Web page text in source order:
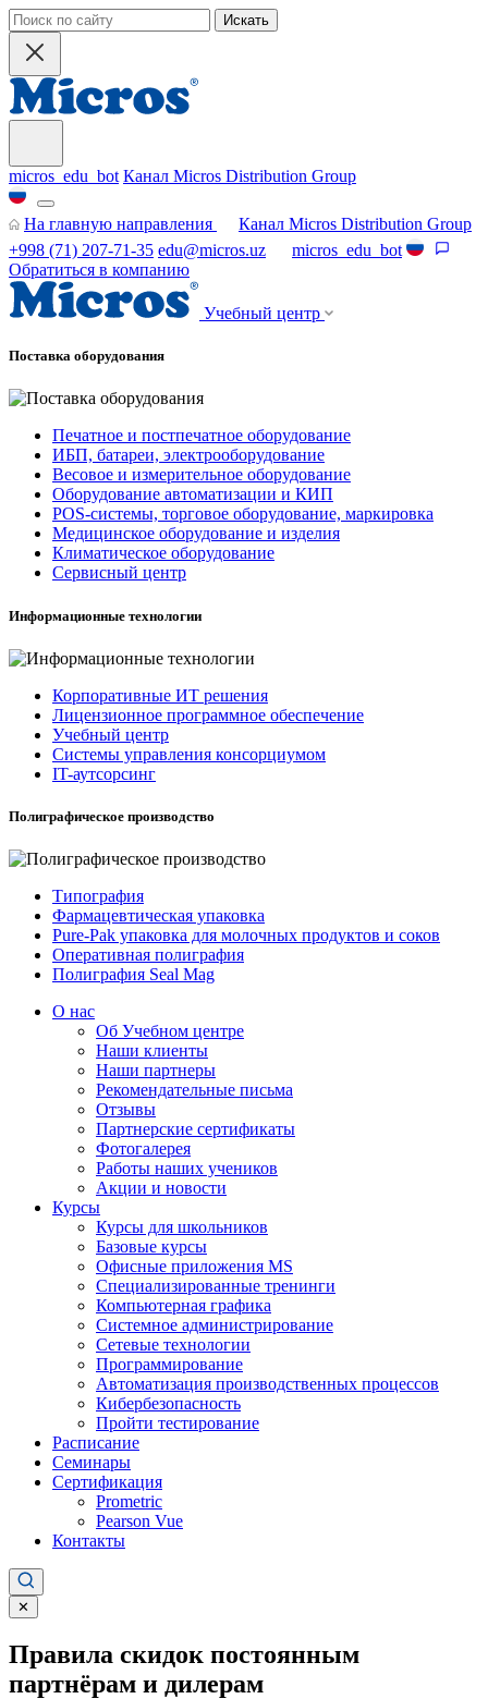
Искать
micros_edu_bot Канал Micros Distribution Group
На главную направления
Канал Micros Distribution Group
+998 (71) 207-71-35 edu@micros.uz
micros_edu_bot
Обратиться в компанию
Учебный центр
Поставка оборудования
Печатное и постпечатное оборудование
ИБП, батареи, электрооборудование
Весовое и измерительное оборудование
Оборудование автоматизации и КИП
POS-системы, торговое оборудование, маркировка
Медицинское оборудование и изделия
Климатическое оборудование
Сервисный центр
Информационные технологии
Корпоративные ИТ решения
Лицензионное программное обеспечение
Учебный центр
Системы управления консорциумом
IT-аутсорсинг
Полиграфическое производство
Типография
Фармацевтическая упаковка
Pure-Pak упаковка для молочных продуктов и соков
Оперативная полиграфия
Полиграфия Seal Mag
О нас
Об Учебном центре
Наши клиенты
Наши партнеры
Рекомендательные письма
Отзывы
Партнерские сертификаты
Фотогалерея
Работы наших учеников
Акции и новости
Курсы
Курсы для школьников
Базовые курсы
Офисные приложения MS
Специализированные тренинги
Компьютерная графика
Системное администрирование
Сетевые технологии
Программирование
Автоматизация производственных процессов
Кибербезопасность
Пройти тестирование
Расписание
Семинары
Сертификация
Prometric
Pearson Vue
Контакты
✕
Правила скидок постоянным
партнёрам и дилерам